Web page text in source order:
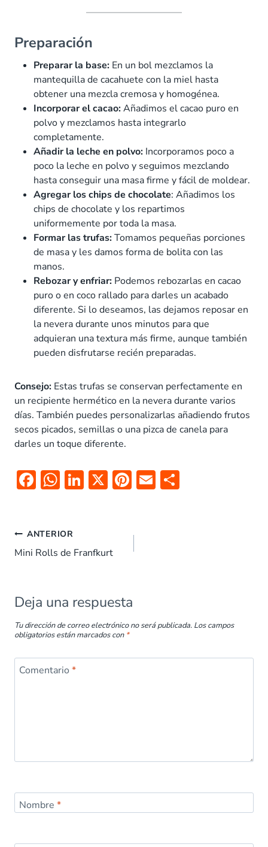
Preparación
Preparar la base: En un bol mezclamos la
mantequilla de cacahuete con la miel hasta
obtener una mezcla cremosa y homogénea.
Incorporar el cacao:Añadimos el cacao puro en
polvo y mezclamos hasta integrarlo
completamente.
Añadir la leche en polvo: Incorporamos poco a
poco la leche en polvo y seguimos mezclando
hasta conseguir una masa firme y fácil de moldear.
Agregar los chips de chocolate: Añadimos los
chips de chocolate y los repartimos
uniformemente por toda la masa.
Formar las trufas:Tomamos pequeñas porciones
de masa y les damos forma de bolita con las
manos.
Rebozar y enfriar: Podemos rebozarlas en cacao
puro o en coco rallado para darles un acabado
diferente. Si lo deseamos, las dejamos reposar en
la nevera durante unos minutos para que
adquieran una textura más firme, aunque también
pueden disfrutarse recién preparadas.
Consejo: Estas trufas se conservan perfectamente en
un recipiente hermético en la nevera durante varios
días. También puedes personalizarlas añadiendo frutos
secos picados, semillas o una pizca de canela para
darles un toque diferente.
F
b
o
k
W
s
A
p
Li
dI
X Pi
es
t
E
Navegación
de
ANTERIOR
Mini Rolls de Franfkurt
Deja una respuesta
Tu dirección de correo electrónico no será publicada. Los campos
obligatorios están marcados con *
Comentario *
Nombre *